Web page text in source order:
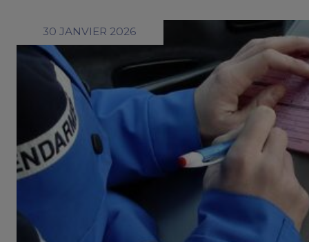
30 JANVIER 2026